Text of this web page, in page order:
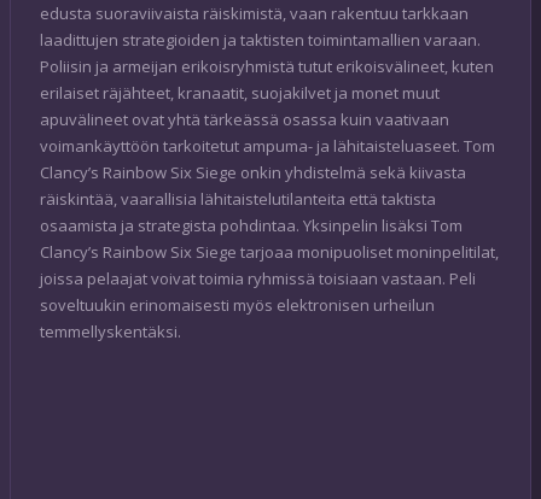
edusta suoraviivaista räiskimistä, vaan rakentuu tarkkaan
laadittujen strategioiden ja taktisten toimintamallien varaan.
Poliisin ja armeijan erikoisryhmistä tutut erikoisvälineet, kuten
erilaiset räjähteet, kranaatit, suojakilvet ja monet muut
apuvälineet ovat yhtä tärkeässä osassa kuin vaativaan
voimankäyttöön tarkoitetut ampuma- ja lähitaisteluaseet. Tom
Clancy’s Rainbow Six Siege onkin yhdistelmä sekä kiivasta
räiskintää, vaarallisia lähitaistelutilanteita että taktista
osaamista ja strategista pohdintaa. Yksinpelin lisäksi Tom
Clancy’s Rainbow Six Siege tarjoaa monipuoliset moninpelitilat,
joissa pelaajat voivat toimia ryhmissä toisiaan vastaan. Peli
soveltuukin erinomaisesti myös elektronisen urheilun
temmellyskentäksi.